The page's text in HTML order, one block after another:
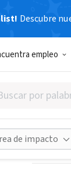
Descubre
empleo
de impacto